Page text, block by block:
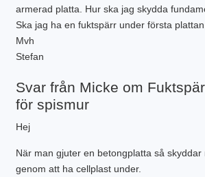
PLATTA – INDUSTRI
PLATTA – KÄLLARE
PLATTA – UTERUM
PLATTA – PÅLNING
PLATTA – STALL
PLATTA – VÄXTHUS
KOMPENSATIONSGRUNDL.
KRYPGRUND – TILLBYGGNAD
KÄLLARRENOVERING
RADONSÄKRA DIN KÄLLARE
EW GRUNDRENOVERING
KRYPGRUND – GJUT IGEN
KRYPGRUND – AVFUKTARE
RADONSÄKRA DIN KÄLLARE
SYLLBYTE
POOLGRUND
BETONG
BYGGA ALTAN
DRÄNERANDE MATERIAL
GRUNDRITNINGAR
GRUNDLÄGGNING PÅ BERG
L-STÖD OCH STÖDMURAR
MARKUNDERSÖKNING
PLINTGRUND
VATTENBUREN GOLVVÄRME
DOWNLOADS
armerad platta. Hur ska jag skydda
Ska jag ha en fuktspärr under första
Mvh
Stefan
Svar från Micke om
för spismur
Hej
När man gjuter en betongplatta så
genom att ha cellplast under.